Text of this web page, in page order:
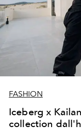
FASHION
Iceberg x
collection